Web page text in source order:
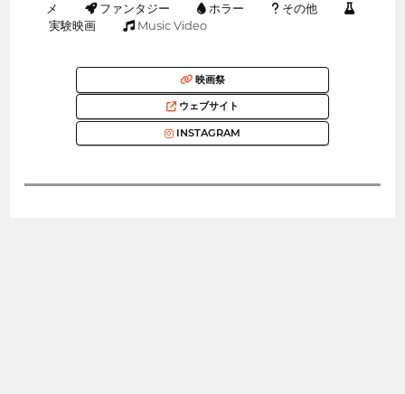
メ
ファンタジー ホラー
その他
実験映画
Music Video
映画祭
ウェブサイト
INSTAGRAM